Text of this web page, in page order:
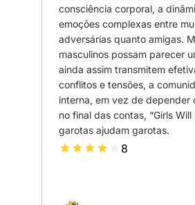
consciência corporal, a
emoções complexas entre
adversárias quanto amigas.
masculinos possam parecer
ainda assim transmitem
conflitos e tensões, a
interna, em vez de depender
no final das contas, “Girls
garotas ajudam garotas.
8